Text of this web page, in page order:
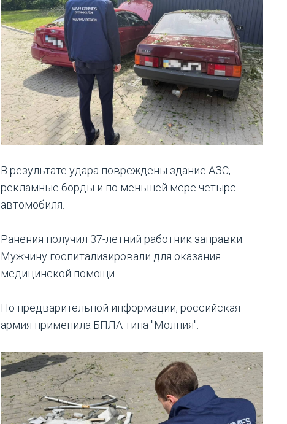
В результате удара повреждены здание АЗС,
рекламные борды и по меньшей мере четыре
автомобиля.
Ранения получил 37-летний работник заправки.
Мужчину госпитализировали для оказания
медицинской помощи.
По предварительной информации, российская
армия применила БПЛА типа "Молния".